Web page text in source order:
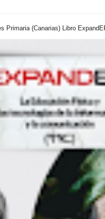
Primaria (Canarias) Libro